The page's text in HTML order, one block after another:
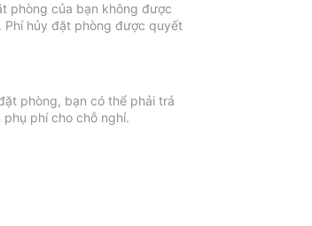
phòng của bạn không được
Phí hủy đặt phòng được quyết
phòng, bạn có thể phải trả
phí cho chỗ nghỉ.